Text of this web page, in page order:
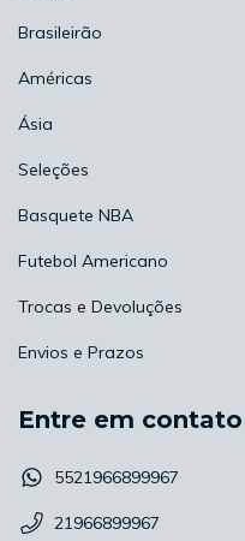
Brasileirão
Américas
Ásia
Seleções
Basquete NBA
Futebol Americano
Trocas e Devoluções
Envios e Prazos
Entre em contato
5521966899967
21966899967